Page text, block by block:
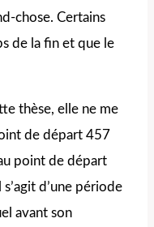
chose. Certains
de la fin et que le
thèse, elle ne me
de départ 457
point de départ
d’une période
avant son